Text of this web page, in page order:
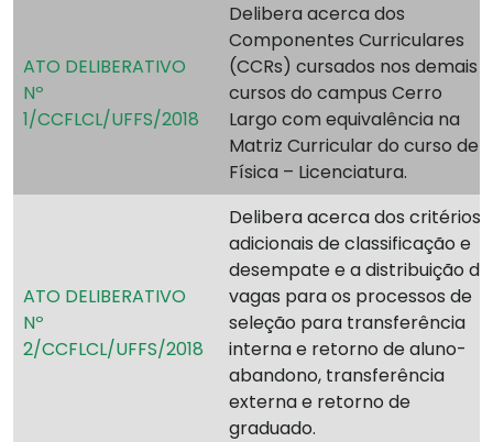
ATO DELIBERATIVO
Nº
1/CCFLCL/UFFS/2018
Delibera acerca dos
Componentes Curriculares
(CCRs) cursados nos demais
cursos do campus Cerro
Largo com equivalência na
Matriz Curricular do curso de
Física – Licenciatura.
ATO DELIBERATIVO
Nº
2/CCFLCL/UFFS/2018
Delibera acerca dos critérios
adicionais de classificação e
desempate e a distribuição de
vagas para os processos de
seleção para transferência
interna e retorno de aluno-
abandono, transferência
externa e retorno de
graduado.